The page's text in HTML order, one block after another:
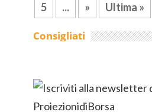
5
... » Ultima »
Consigliati